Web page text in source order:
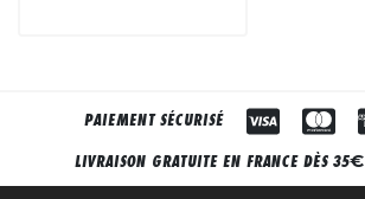
PAIEMENT SÉCURISÉ
LIVRAISON GRATUITE EN FRANCE DÈS 35€